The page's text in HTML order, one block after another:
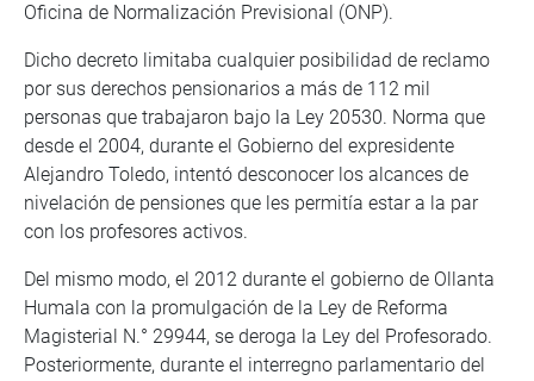
Oficina de Normalización Previsional (ONP).
Dicho decreto limitaba cualquier posibilidad de reclamo
por sus derechos pensionarios a más de 112 mil
personas que trabajaron bajo la Ley 20530. Norma que
desde el 2004, durante el Gobierno del expresidente
Alejandro Toledo, intentó desconocer los alcances de
nivelación de pensiones que les permitía estar a la par
con los profesores activos.
Del mismo modo, el 2012 durante el gobierno de Ollanta
Humala con la promulgación de la Ley de Reforma
Magisterial N.° 29944, se deroga la Ley del Profesorado.
Posteriormente, durante el interregno parlamentario del